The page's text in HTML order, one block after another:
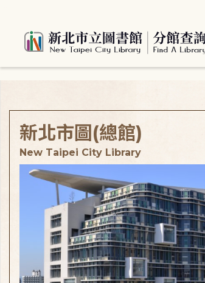
新北市圖(總館)
New Taipei City Library